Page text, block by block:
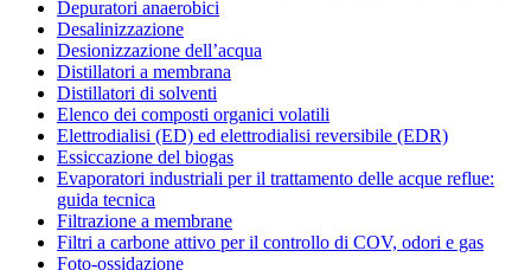
Depuratori anaerobici
Desalinizzazione
Desionizzazione dell’acqua
Distillatori a membrana
Distillatori di solventi
Elenco dei composti organici volatili
Elettrodialisi (ED) ed elettrodialisi reversibile (EDR)
Essiccazione del biogas
Evaporatori industriali per il trattamento delle acque reflue:
guida tecnica
Filtrazione a membrane
Filtri a carbone attivo per il controllo di COV, odori e gas
Foto-ossidazione